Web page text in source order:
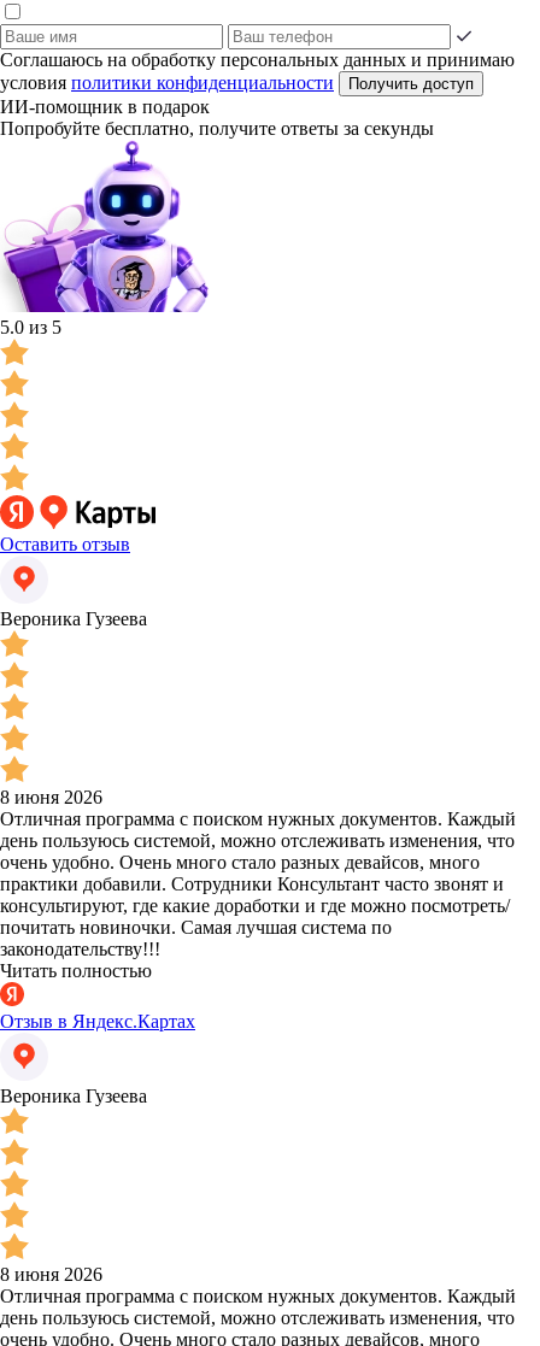
Соглашаюсь на обработку персональных данных и принимаю
условия политики конфиденциальности Получить доступ
ИИ-помощник в подарок
Попробуйте бесплатно, получите ответы за секунды
5.0 из 5
Оставить отзыв
Вероника Гузеева
8 июня 2026
Отличная программа с поиском нужных документов. Каждый
день пользуюсь системой, можно отслеживать изменения, что
очень удобно. Очень много стало разных девайсов, много
практики добавили. Сотрудники Консультант часто звонят и
консультируют, где какие доработки и где можно посмотреть/
почитать новиночки. Самая лучшая система по
законодательству!!!
Читать полностью
Отзыв в Яндекс.Картах
Вероника Гузеева
8 июня 2026
Отличная программа с поиском нужных документов. Каждый
день пользуюсь системой, можно отслеживать изменения, что
очень удобно. Очень много стало разных девайсов, много